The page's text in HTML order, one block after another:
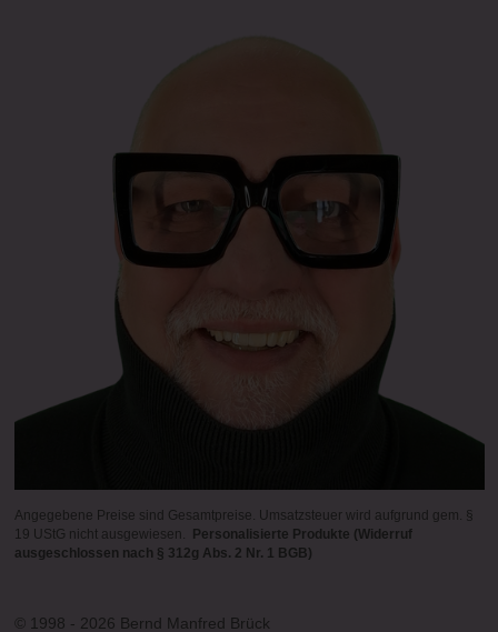
Angegebene Preise sind Gesamtpreise. Umsatzsteuer wird aufgrund gem. §
19 UStG nicht ausgewiesen.
Personalisierte Produkte (Widerruf
ausgeschlossen nach § 312g Abs. 2 Nr. 1 BGB)
© 1998 - 2026 Bernd Manfred Brück